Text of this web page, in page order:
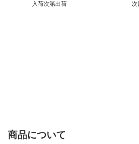
入荷次第出荷
次
商品について